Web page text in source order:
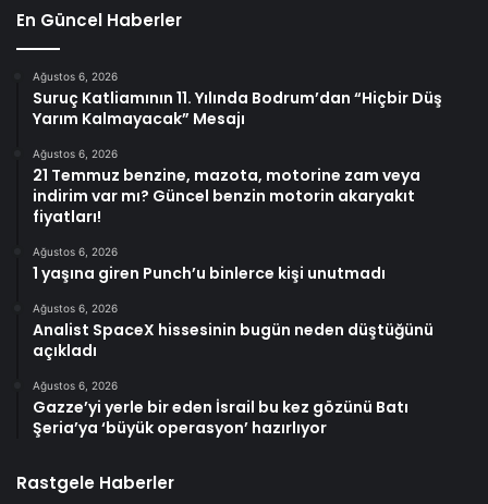
En Güncel Haberler
Ağustos 6, 2026
Suruç Katliamının 11. Yılında Bodrum’dan “Hiçbir Düş
Yarım Kalmayacak” Mesajı
Ağustos 6, 2026
21 Temmuz benzine, mazota, motorine zam veya
indirim var mı? Güncel benzin motorin akaryakıt
fiyatları!
Ağustos 6, 2026
1 yaşına giren Punch’u binlerce kişi unutmadı
Ağustos 6, 2026
Analist SpaceX hissesinin bugün neden düştüğünü
açıkladı
Ağustos 6, 2026
Gazze’yi yerle bir eden İsrail bu kez gözünü Batı
Şeria’ya ‘büyük operasyon’ hazırlıyor
Rastgele Haberler